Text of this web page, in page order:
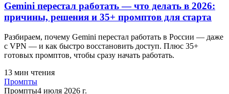
Gemini перестал работать — что делать в 2026:
причины, решения и 35+ промптов для старта
Разбираем, почему Gemini перестал работать в России — даже
с VPN — и как быстро восстановить доступ. Плюс 35+
готовых промптов, чтобы сразу начать работать.
13 мин чтения
Промпты
Промпты4 июля 2026 г.